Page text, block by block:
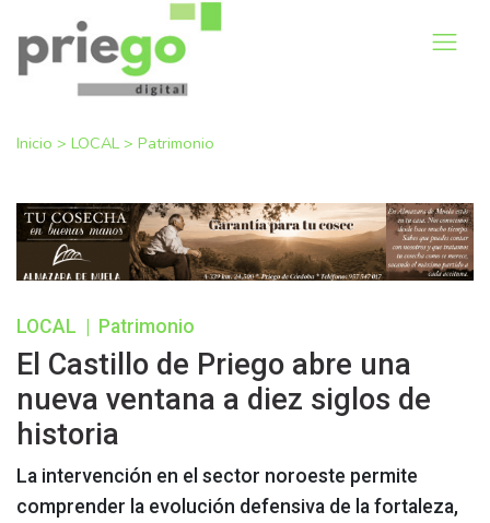
Inicio > LOCAL > Patrimonio
LOCAL Patrimonio
El Castillo de Priego abre una
nueva ventana a diez siglos de
historia
La intervención en el sector noroeste permite
comprender la evolución defensiva de la fortaleza,